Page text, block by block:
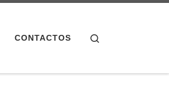
CONTACTOS